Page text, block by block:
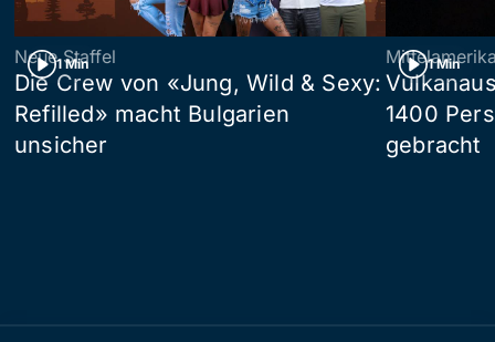
1 Min
Neue Staffel
Die Crew von «Jung, Wild & Sexy:
Refilled» macht Bulgarien
unsicher
1 Min
1400
gebracht